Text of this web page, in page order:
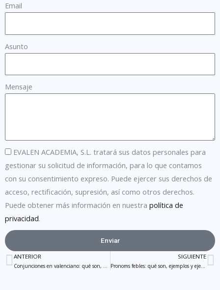
Email
Asunto
Mensaje
EVALEN ACADEMIA, S.L. tratará sus datos personales para
gestionar su solicitud de información, para lo que contamos
con su consentimiento expreso. Puede ejercer sus derechos de
acceso, rectificación, supresión, así como otros derechos.
Puede obtener más información en nuestra política de
privacidad.
Enviar
Ant
ANTERIOR
Conjunciones en valenciano: qué son, ejemplos, lista y ejercicios
SIGUIENTE
Pronoms febles: qué son, ejemplos y ejercicios prácticos